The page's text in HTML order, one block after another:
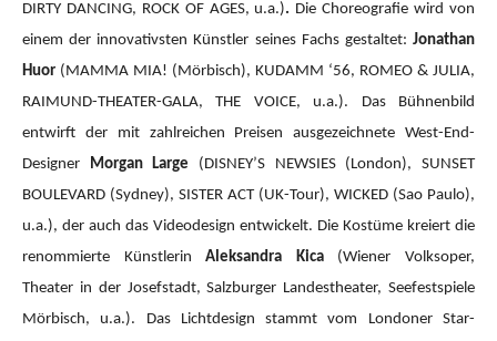
DIRTY DANCING, ROCK OF AGES, u.a.). Die Choreografie wird von
einem der innovativsten Künstler seines Fachs gestaltet: Jonathan
Huor (MAMMA MIA! (Mörbisch), KUDAMM ‘56, ROMEO & JULIA,
RAIMUND-THEATER-GALA, THE VOICE, u.a.). Das Bühnenbild
entwirft der mit zahlreichen Preisen ausgezeichnete West-End-
Designer Morgan Large (DISNEY’S NEWSIES (London), SUNSET
BOULEVARD (Sydney), SISTER ACT (UK-Tour), WICKED (Sao Paulo),
u.a.), der auch das Videodesign entwickelt. Die Kostüme kreiert die
renommierte KünstlerinAleksandra Kica(Wiener Volksoper,
Theater in der Josefstadt, Salzburger Landestheater, Seefestspiele
Mörbisch, u.a.). Das Lichtdesign stammt vom Londoner Star-